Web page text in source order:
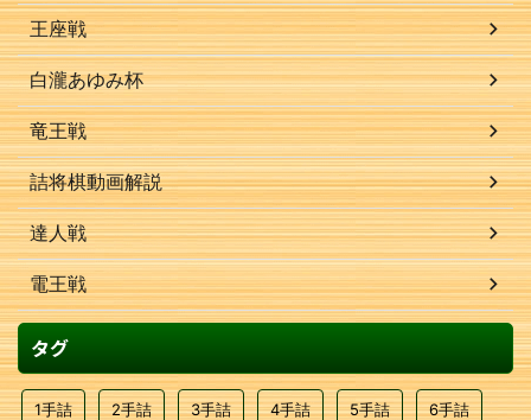
王座戦
白瀧あゆみ杯
竜王戦
詰将棋動画解説
達人戦
電王戦
タグ
1手詰 2手詰 3手詰 4手詰 5手詰 6手詰